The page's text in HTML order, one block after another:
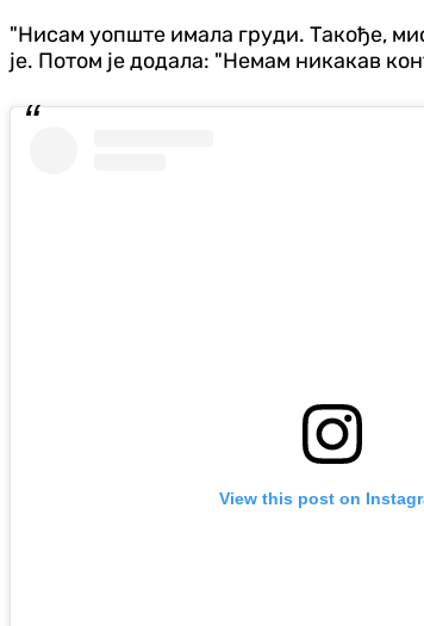
"Нисам уопште имала груди. Такође,
је. Потом је додала: "Немам никакав
View this post on